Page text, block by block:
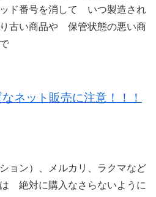
ド番号を消して いつ製造され
古い商品や 保管状態の悪い商
ネット販売に注意！！！
ョン）、メルカリ、ラクマなど
絶対に購入なさらないように